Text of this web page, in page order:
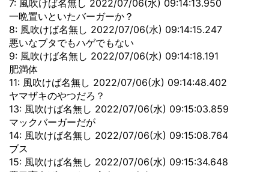
7: 風吹けば名無し 2022/07/06(水) 09:14:13.950
一晩置いといたバーガーか？
8: 風吹けば名無し 2022/07/06(水) 09:14:15.247
悪いなブタでもハゲでもない
9: 風吹けば名無し 2022/07/06(水) 09:14:18.191
肥満体
11: 風吹けば名無し 2022/07/06(水) 09:14:48.402
ヤマザキのやつだろ？
13: 風吹けば名無し 2022/07/06(水) 09:15:03.859
マックバーガーだが
14: 風吹けば名無し 2022/07/06(水) 09:15:08.764
ブス
15: 風吹けば名無し 2022/07/06(水) 09:15:34.648